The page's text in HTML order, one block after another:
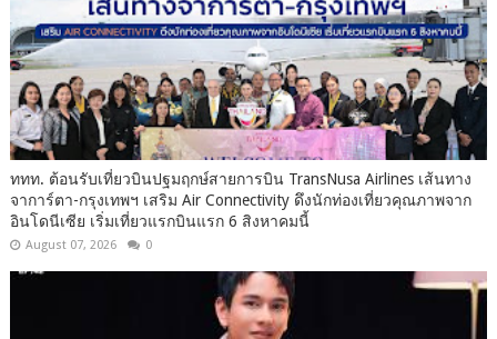
ททท. ต้อนรับเที่ยวบินปฐมฤกษ์สายการบิน TransNusa Airlines เส้นทาง
จาการ์ตา-กรุงเทพฯ เสริม Air Connectivity ดึงนักท่องเที่ยวคุณภาพจาก
อินโดนีเซีย เริ่มเที่ยวแรกบินแรก 6 สิงหาคมนี้
August 07, 2026 0